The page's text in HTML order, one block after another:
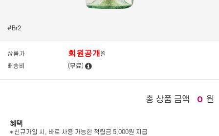
#Br2
상품가 회원공개 원
배송비
(무료)
총 상품 금액 0 원
혜택
* 신규가입 시, 바로 사용 가능한 적립금 5,000원 지급